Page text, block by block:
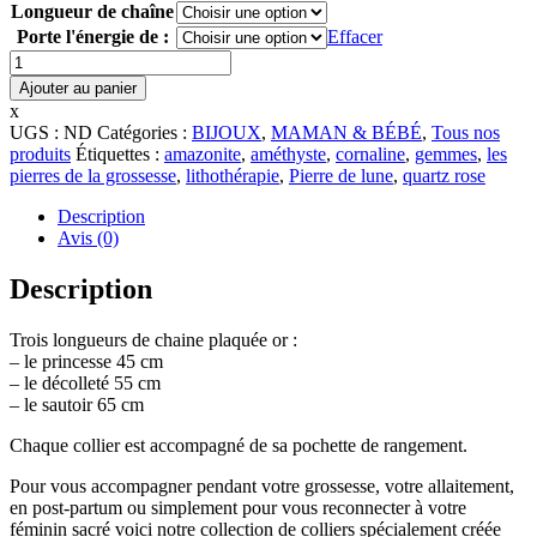
Longueur de chaîne
Porte l'énergie de :
Effacer
quantité
de
COLLIERS
LITHOTHÉRAPIE
Ajouter au panier
x
UGS : ND Catégories : BIJOUX, MAMAN & BÉBÉ, Tous nos
produits Étiquettes : amazonite, améthyste, cornaline, gemmes, les
pierres de la grossesse, lithothérapie, Pierre de lune, quartz rose
Description
Avis (0)
Description
Trois longueurs de chaine plaquée or :
– le princesse 45 cm
– le décolleté 55 cm
– le sautoir 65 cm
Chaque collier est accompagné de sa pochette de rangement.
Pour vous accompagner pendant votre grossesse, votre allaitement,
en post-partum ou simplement pour vous reconnecter à votre
féminin sacré voici notre collection de colliers spécialement créée